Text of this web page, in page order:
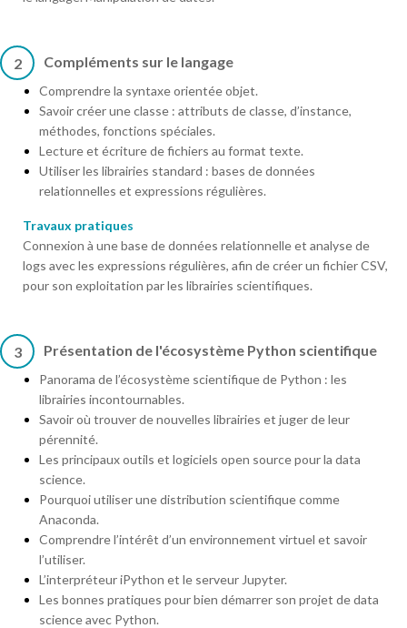
2 Compléments sur le langage
Comprendre la syntaxe orientée objet.
Savoir créer une classe : attributs de classe, d’instance,
méthodes, fonctions spéciales.
Lecture et écriture de fichiers au format texte.
Utiliser les librairies standard : bases de données
relationnelles et expressions régulières.
Travaux pratiques
Connexion à une base de données relationnelle et analyse de
logs avec les expressions régulières, afin de créer un fichier CSV,
pour son exploitation par les librairies scientifiques.
3 Présentation de l'écosystème Python scientifique
Panorama de l’écosystème scientifique de Python : les
librairies incontournables.
Savoir où trouver de nouvelles librairies et juger de leur
pérennité.
Les principaux outils et logiciels open source pour la data
science.
Pourquoi utiliser une distribution scientifique comme
Anaconda.
Comprendre l’intérêt d’un environnement virtuel et savoir
l’utiliser.
L’interpréteur iPython et le serveur Jupyter.
Les bonnes pratiques pour bien démarrer son projet de data
science avec Python.